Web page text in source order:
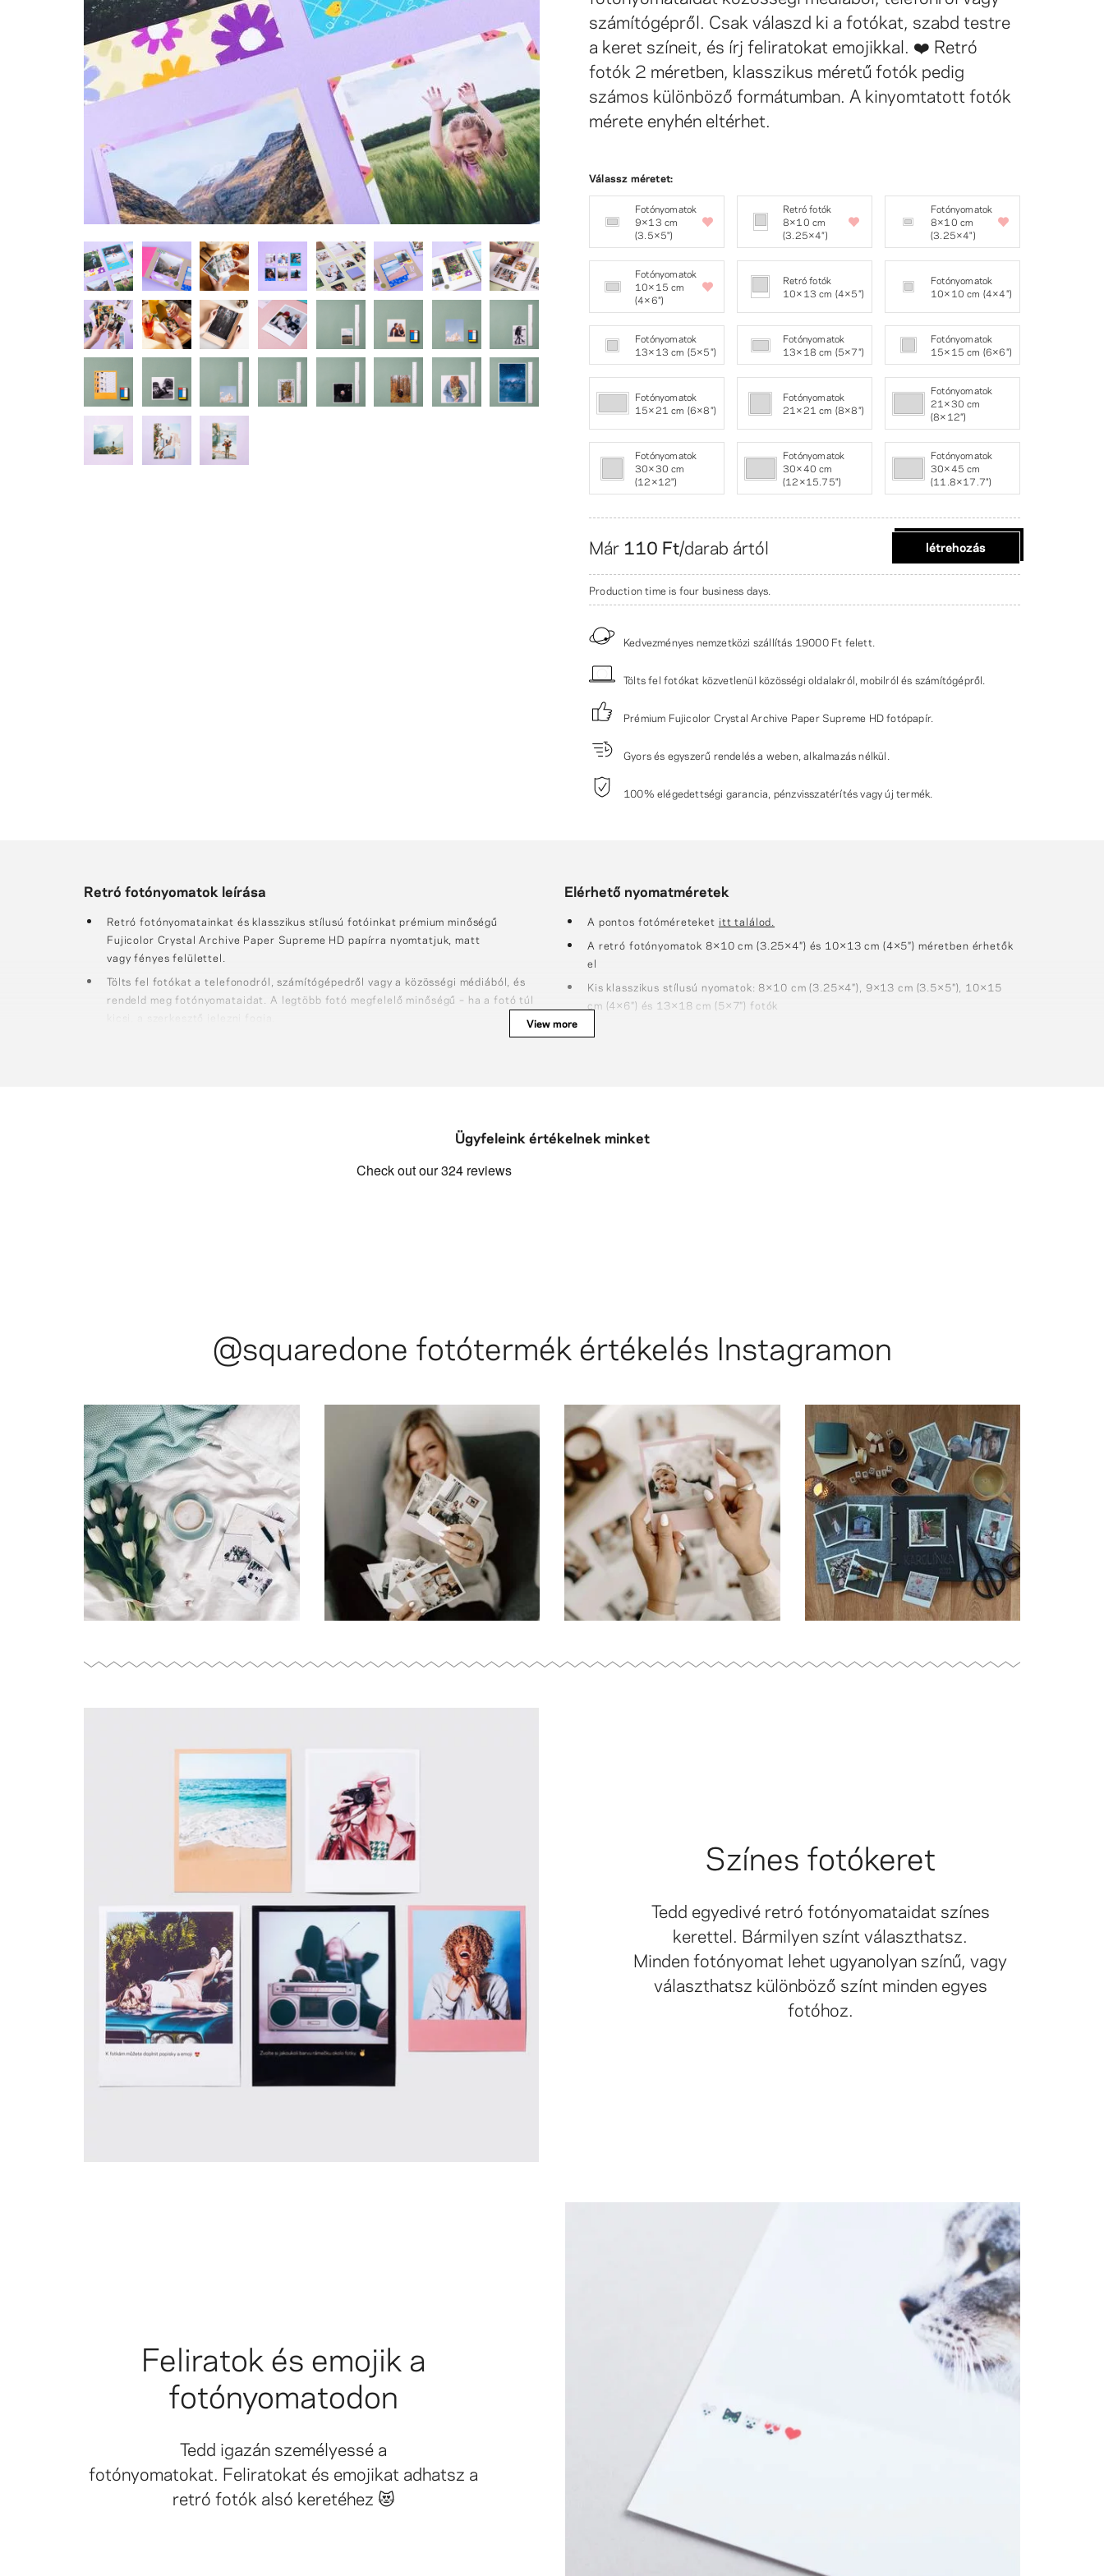
számítógépről. Csak válaszd ki a fotókat, szabd testre
a keret színeit, és írj feliratokat emojikkal. ❤️ Retró
fotók 2 méretben, klasszikus méretű fotók pedig
számos különböző formátumban. A kinyomtatott fotók
mérete enyhén eltérhet.
Válassz méretet:
Fotónyomatok
9×13 cm
(3.5×5")
Retró fotók
8×10 cm
(3.25×4″)
Fotónyomatok
8×10 cm
(3.25×4")
Fotónyomatok
10×15 cm
(4×6″)
Retró fotók
10×13 cm (4×5″)
Fotónyomatok
10×10 cm (4×4″)
Fotónyomatok
13×13 cm (5×5″)
Fotónyomatok
13×18 cm (5×7″)
Fotónyomatok
15×15 cm (6×6″)
Fotónyomatok
15×21 cm (6×8″)
Fotónyomatok
21×21 cm (8×8″)
Fotónyomatok
21×30 cm
(8×12″)
Fotónyomatok
30×30 cm
(12×12")
Fotónyomatok
30×40 cm
(12×15.75")
Fotónyomatok
30×45 cm
(11.8×17.7")
Már 110 Ft/darab ártól létrehozás
Production time is four business days.
Kedvezményes nemzetközi szállítás 19000 Ft felett.
Tölts fel fotókat közvetlenül közösségi oldalakról, mobilról és számítógépről.
Prémium Fujicolor Crystal Archive Paper Supreme HD fotópapír.
Gyors és egyszerű rendelés a weben, alkalmazás nélkül.
100% elégedettségi garancia, pénzvisszatérítés vagy új termék.
Retró fotónyomatok leírása
Retró fotónyomatainkat és klasszikus stílusú fotóinkat prémium minőségű
Fujicolor Crystal Archive Paper Supreme HD papírra nyomtatjuk, matt
vagy fényes felülettel.
Tölts fel fotókat a telefonodról, számítógépedről vagy a közösségi médiából, és
rendeld meg fotónyomataidat. A legtöbb fotó megfelelő minőségű – ha a fotó túl
kicsi, a szerkesztő jelezni fogja.
Rendelés közben körbevághatod és átméretezheted a retró fotókat, valamint
Elérhető nyomatméretek
A pontos fotóméreteket itt találod.
A retró fotónyomatok 8×10 cm (3.25×4″) és 10×13 cm (4×5″) méretben érhetők
el
Kis klasszikus stílusú nyomatok: 8×10 cm (3.25×4″), 9×13 cm (3.5×5″), 10×15
cm (4×6″) és 13×18 cm (5×7″) fotók
View more
Ügyfeleink értékelnek minket
@squaredone fotótermék értékelés Instagramon
@minimaliving: Hello Spring! 🌷💚💕 In
love with my new polaroid prints from
@squared.one
Színes fotókeret
Tedd egyedivé retró fotónyomataidat színes
kerettel. Bármilyen színt választhatsz.
Minden fotónyomat lehet ugyanolyan színű, vagy
választhatsz különböző színt minden egyes
fotóhoz.
Feliratok és emojik a
fotónyomatodon
Tedd igazán személyessé a
fotónyomatokat. Feliratokat és emojikat adhatsz a
retró fotók alsó keretéhez 😻